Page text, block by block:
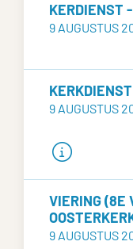
KERDIENST
9 AUGUSTUS
9 AUGUSTUS
VIERING (8E
9 AUGUSTUS